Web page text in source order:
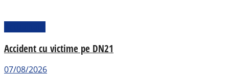
Accident cu victime pe DN21
07/08/2026